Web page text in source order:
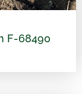
F-68490